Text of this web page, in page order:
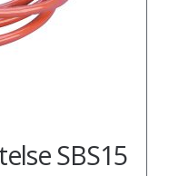
SBS15